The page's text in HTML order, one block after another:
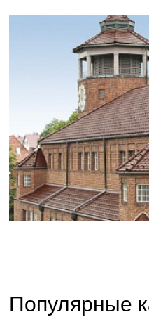
Популярные